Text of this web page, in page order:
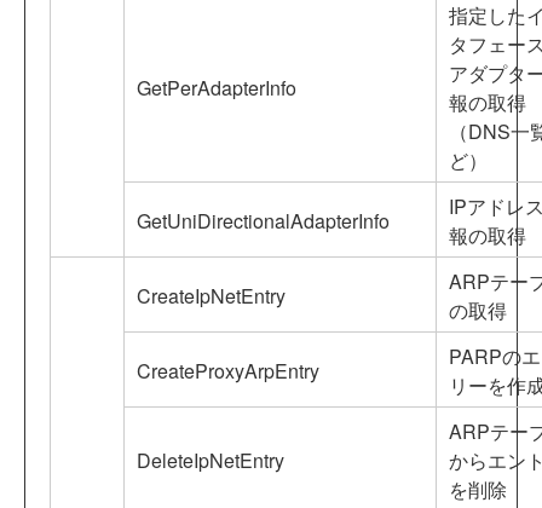
GetPerAdapterInfo
指定した
タフェー
アダプタ
報の取得
（DNS一
ど）
GetUniDirectionalAdapterInfo
IPアドレ
報の取得
CreateIpNetEntry
ARPテー
の取得
CreateProxyArpEntry
PARPの
リーを作
DeleteIpNetEntry
ARPテー
からエン
を削除